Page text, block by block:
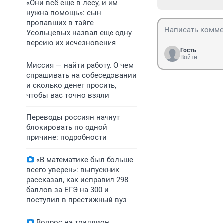
«Они всё еще в лесу, и им
нужна помощь»: сын
пропавших в тайге
Усольцевых назвал еще одну
версию их исчезновения
Миссия — найти работу. О чем
спрашивать на собеседовании
и сколько денег просить,
чтобы вас точно взяли
Переводы россиян начнут
блокировать по одной
причине: подробности
«В математике был больше
всего уверен»: выпускник
рассказал, как исправил 298
баллов за ЕГЭ на 300 и
поступил в престижный вуз
Гость
Войти